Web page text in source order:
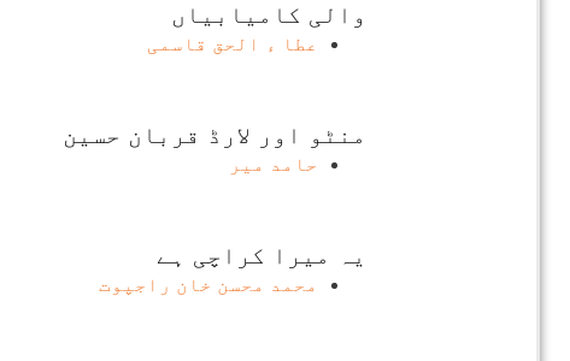
والی کامیابیاں
عطا ء الحق قاسمی
منٹو اور لارڈ قربان حسین
حامد میر
یہ میرا کراچی ہے
محمد محسن خان راجپوت